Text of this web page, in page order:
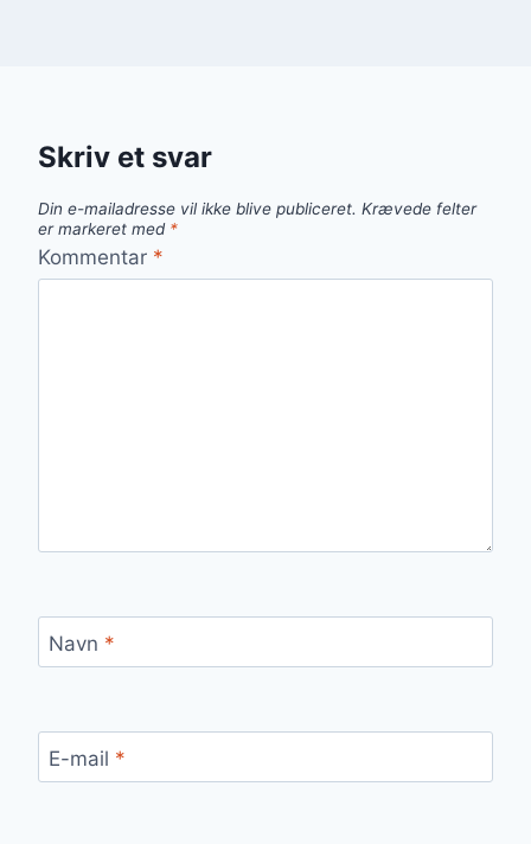
Skriv et svar
Din e-mailadresse vil ikke blive publiceret. Krævede felter
er markeret med *
Kommentar *
Navn *
E-mail *